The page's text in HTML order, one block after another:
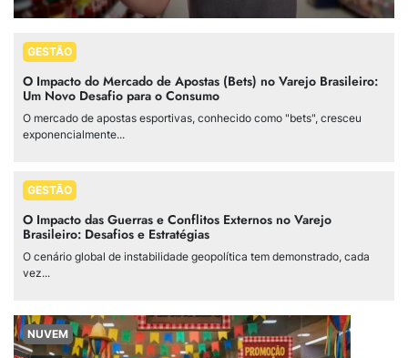
GESTÃO
O Impacto do Mercado de Apostas (Bets) no Varejo Brasileiro:
Um Novo Desafio para o Consumo
O mercado de apostas esportivas, conhecido como "bets", cresceu
exponencialmente...
GESTÃO
O Impacto das Guerras e Conflitos Externos no Varejo
Brasileiro: Desafios e Estratégias
O cenário global de instabilidade geopolítica tem demonstrado, cada
vez...
NUVEM